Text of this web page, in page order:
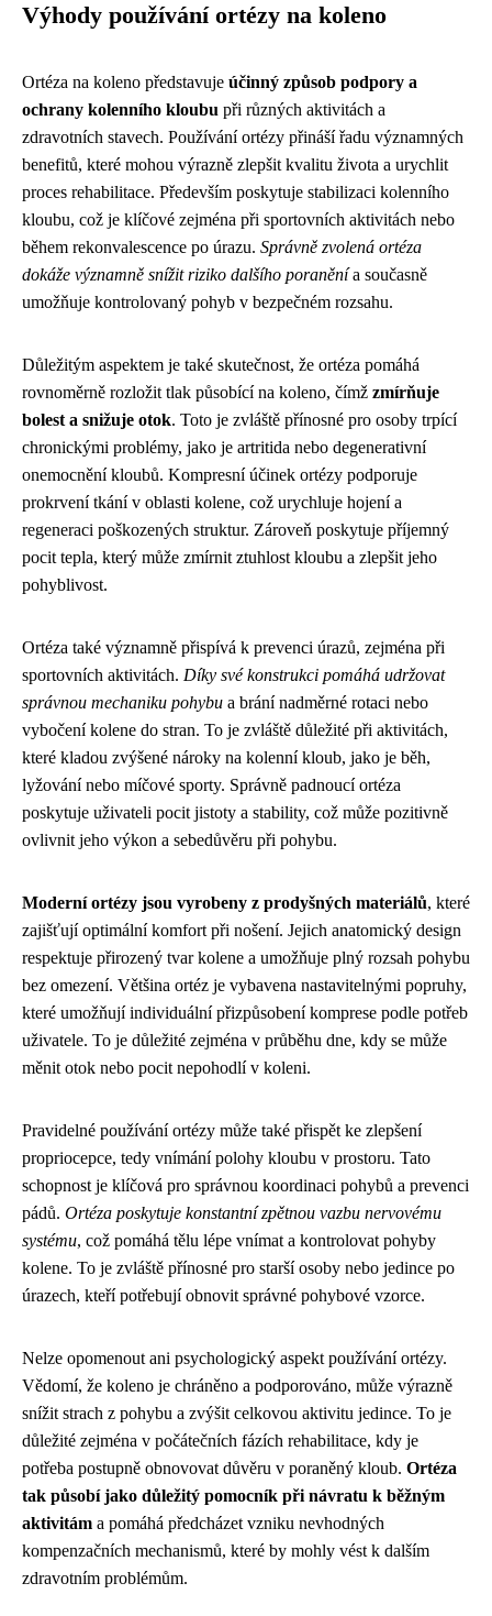
Výhody používání ortézy na koleno
Ortéza na koleno představuje účinný způsob podpory a
ochrany kolenního kloubu při různých aktivitách a
zdravotních stavech. Používání ortézy přináší řadu významných
benefitů, které mohou výrazně zlepšit kvalitu života a urychlit
proces rehabilitace. Především poskytuje stabilizaci kolenního
kloubu, což je klíčové zejména při sportovních aktivitách nebo
během rekonvalescence po úrazu. Správně zvolená ortéza
dokáže významně snížit riziko dalšího poraněnía současně
umožňuje kontrolovaný pohyb v bezpečném rozsahu.
Důležitým aspektem je také skutečnost, že ortéza pomáhá
rovnoměrně rozložit tlak působící na koleno, čímž zmírňuje
bolest a snižuje otok. Toto je zvláště přínosné pro osoby trpící
chronickými problémy, jako je artritida nebo degenerativní
onemocnění kloubů. Kompresní účinek ortézy podporuje
prokrvení tkání v oblasti kolene, což urychluje hojení a
regeneraci poškozených struktur. Zároveň poskytuje příjemný
pocit tepla, který může zmírnit ztuhlost kloubu a zlepšit jeho
pohyblivost.
Ortéza také významně přispívá k prevenci úrazů, zejména při
sportovních aktivitách. Díky své konstrukci pomáhá udržovat
správnou mechaniku pohybu a brání nadměrné rotaci nebo
vybočení kolene do stran. To je zvláště důležité při aktivitách,
které kladou zvýšené nároky na kolenní kloub, jako je běh,
lyžování nebo míčové sporty. Správně padnoucí ortéza
poskytuje uživateli pocit jistoty a stability, což může pozitivně
ovlivnit jeho výkon a sebedůvěru při pohybu.
Moderní ortézy jsou vyrobeny z prodyšných materiálů, které
zajišťují optimální komfort při nošení. Jejich anatomický design
respektuje přirozený tvar kolene a umožňuje plný rozsah pohybu
bez omezení. Většina ortéz je vybavena nastavitelnými popruhy,
které umožňují individuální přizpůsobení komprese podle potřeb
uživatele. To je důležité zejména v průběhu dne, kdy se může
měnit otok nebo pocit nepohodlí v koleni.
Pravidelné používání ortézy může také přispět ke zlepšení
propriocepce, tedy vnímání polohy kloubu v prostoru. Tato
schopnost je klíčová pro správnou koordinaci pohybů a prevenci
pádů. Ortéza poskytuje konstantní zpětnou vazbu nervovému
systému, což pomáhá tělu lépe vnímat a kontrolovat pohyby
kolene. To je zvláště přínosné pro starší osoby nebo jedince po
úrazech, kteří potřebují obnovit správné pohybové vzorce.
Nelze opomenout ani psychologický aspekt používání ortézy.
Vědomí, že koleno je chráněno a podporováno, může výrazně
snížit strach z pohybu a zvýšit celkovou aktivitu jedince. To je
důležité zejména v počátečních fázích rehabilitace, kdy je
potřeba postupně obnovovat důvěru v poraněný kloub. Ortéza
tak působí jako důležitý pomocník při návratu k běžným
aktivitám a pomáhá předcházet vzniku nevhodných
kompenzačních mechanismů, které by mohly vést k dalším
zdravotním problémům.